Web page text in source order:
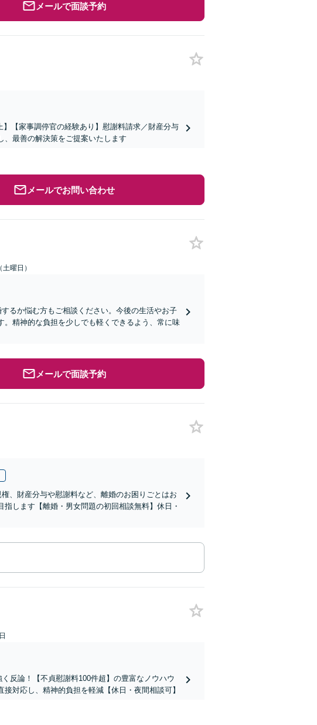
メールで面談予約
】【家事調停官の経験あり】慰謝料請求／財産分与
、最善の解決策をご提案いたします
メールでお問い合わせ
曜日）
るか悩む方もご相談ください。今後の生活やお子
精神的な負担を少しでも軽くできるよう、常に味
メールで面談予約
、財産分与や慰謝料など、離婚のお困りごとはお
します【離婚・男女問題の初回相談無料】休日・
反論！【不貞慰謝料100件超】の豊富なノウハウ
対応し、精神的負担を軽減【休日・夜間相談可】